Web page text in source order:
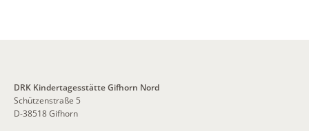
DRK Kindertagesstätte Gifhorn Nord
Schützenstraße 5
D-38518 Gifhorn